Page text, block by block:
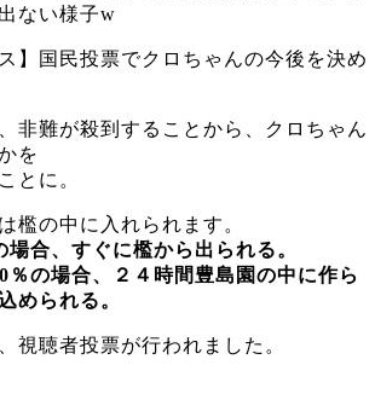
ない様子w
】国民投票でクロちゃんの今後を決め
非難が殺到することから、クロちゃん
を
とに。
檻の中に入れられます。
場合、すぐに檻から出られる。
％の場合、２４時間豊島園の中に作ら
められる。
視聴者投票が行われました。